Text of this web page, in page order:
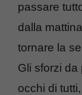
passare
dalla
tornare la
Gli sforzi da
occhi di